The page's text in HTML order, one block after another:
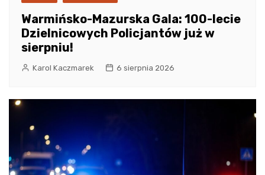
Warmińsko-Mazurska Gala: 100-lecie
Dzielnicowych Policjantów już w
sierpniu!
Karol Kaczmarek 6 sierpnia 2026